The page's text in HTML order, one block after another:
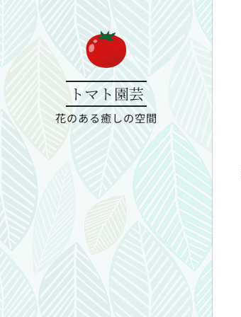
トマト園芸
花のある癒しの空間